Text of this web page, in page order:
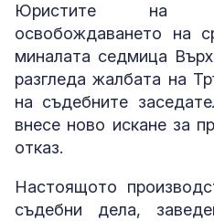
Юристите на
освобождаването на
миналата седмица
разгледа жалбата на
на съдебните
внесе ново искане за
отказ.
Настоящото
съдебни дела,